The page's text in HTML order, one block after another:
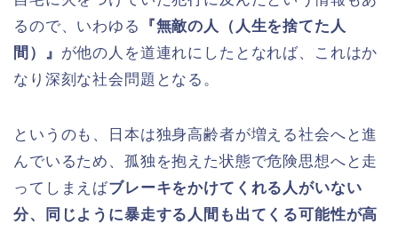
るので、いわゆる
『無敵の人（人生を捨てた人
間）』 が他の人を道連れにしたとなれば、これはか
なり深刻な社会問題となる。
というのも、日本は独身高齢者が増える社会へと進
んでいるため、孤独を抱えた状態で危険思想へと走
ってしまえばブレーキをかけてくれる人がいない
分、同じように暴走する人間も出てくる可能性が高